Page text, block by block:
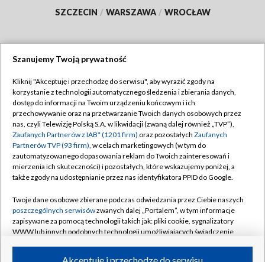
SZCZECIN / WARSZAWA / WROCŁAW
TVP
Abonament TVP
Emisja w TVP
Centrum informacji TVP
Naziemna Telewizja Cyfrowa
Rada Programowa
System NOS
Informacje o nadawcy
Regulamin TVP
Polityka prywatności
Moje zgody
Pomoc
Kontakt
Kanały
Szanujemy Twoją prywatność
Kliknij "Akceptuję i przechodzę do serwisu", aby wyrazić zgody na
korzystanie z technologii automatycznego śledzenia i zbierania danych,
dostęp do informacji na Twoim urządzeniu końcowym i ich
przechowywanie oraz na przetwarzanie Twoich danych osobowych przez
nas, czyli Telewizję Polską S.A. w likwidacji (zwaną dalej również „TVP”),
Zaufanych Partnerów z IAB* (1201 firm) oraz pozostałych Zaufanych
Partnerów TVP (93 firm), w celach marketingowych (w tym do
zautomatyzowanego dopasowania reklam do Twoich zainteresowań i
mierzenia ich skuteczności) i pozostałych, które wskazujemy poniżej, a
także zgody na udostępnianie przez nas identyfikatora PPID do Google.
Twoje dane osobowe zbierane podczas odwiedzania przez Ciebie naszych
poszczególnych serwisówzwanych dalej „Portalem”, w tym informacje
zapisywane za pomocą technologii takich jak: pliki cookie, sygnalizatory
WWW lub innych podobnych technologii umożliwiających świadczenie